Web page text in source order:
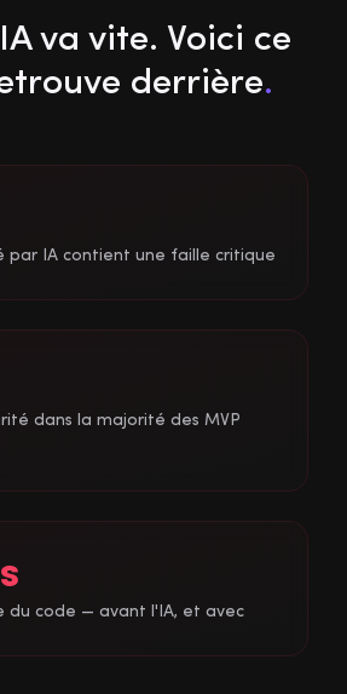
va vite. Voici ce
derrière.
par IA contient une faille critique
dans la majorité des MVP
du code — avant l'IA, et avec